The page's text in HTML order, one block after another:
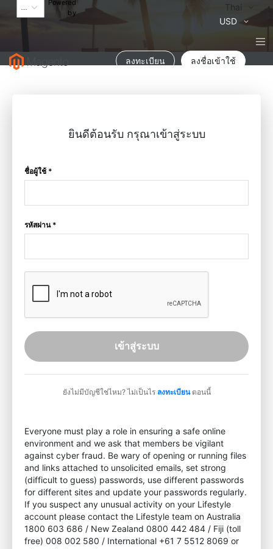
Powered
by
Language
Thai
USD
ลงทะเบียน ลงชื่อเข้าใช้
ยินดีต้อนรับ กรุณาเข้าสู่ระบบ
ชื่อผู้ใช้ *
รหัสผ่าน *
เข้าสู่ระบบ
ยังไม่มีบัญชีใช่ไหม? ไม่เป็นไร ลงทะเบียนตอนนี้
Everyone must play a role in ensuring a safe online
environment and we ask that members be vigilant
against cyber fraud. Be wary of opening or running files
and links attached to unsolicited emails, set strong
(difficult to guess) passwords, use different passwords
for different sites and update your passwords regularly.
If you suspect any unusual activity on your Lifestyle
account please contact the Lifestyle team on Australia
1800 603 686 / New Zealand 0800 442 484 / Fiji (toll
free) 008 002 580 / International +61 7 5512 8069 or